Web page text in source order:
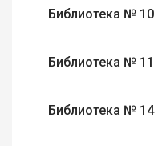
Библиотека № 10
Библиотека № 11
Библиотека № 14